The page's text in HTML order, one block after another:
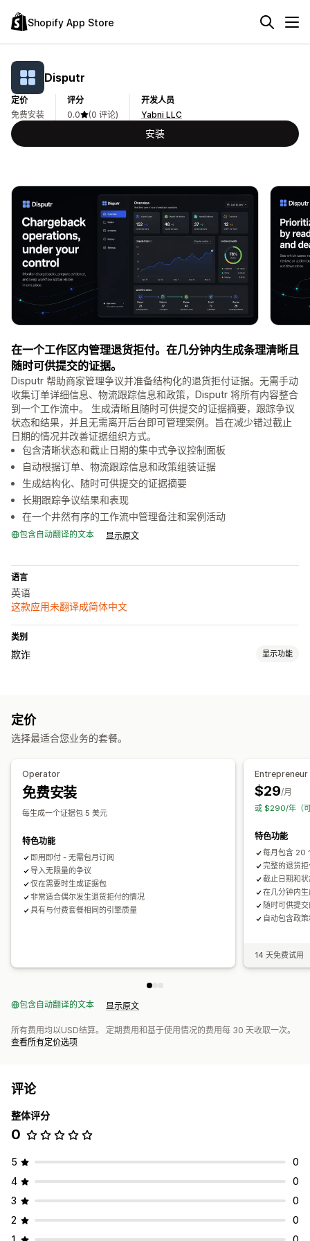
Shopify App Store
Disputr
定价
免费安装
评分
0.0
(0 评论)
开发人员
Yabni LLC
安装
在一个工作区内管理退货拒付。在几分钟内生成条理清晰且
随时可供提交的证据。
Disputr 帮助商家管理争议并准备结构化的退货拒付证据。无需手动
收集订单详细信息、物流跟踪信息和政策，Disputr 将所有内容整合
到一个工作流中。 生成清晰且随时可供提交的证据摘要，跟踪争议
状态和结果，并且无需离开后台即可管理案例。旨在减少错过截止
日期的情况并改善证据组织方式。
包含清晰状态和截止日期的集中式争议控制面板
自动根据订单、物流跟踪信息和政策组装证据
生成结构化、随时可供提交的证据摘要
长期跟踪争议结果和表现
在一个井然有序的工作流中管理备注和案例活动
包含自动翻译的文本 显示原文
语言
英语
这款应用未翻译成简体中文
类别
欺诈 显示功能
提醒和分析
拒付分析 风险报告
定价
选择最适合您业务的套餐。
Operator
免费安装
每生成一个证据包 5 美元
特色功能
即用即付 - 无需包月订阅
导入无限量的争议
仅在需要时生成证据包
非常适合偶尔发生退货拒付的情况
具有与付费套餐相同的引擎质量
Entrepreneur
$29/月
或 $290/年（
特色功能
每月包含 20
完整的退货
截止日期和
在几分钟内
随时可供提
自动包含政
14 天免费试用
包含自动翻译的文本 显示原文
所有费用均以USD结算。 定期费用和基于使用情况的费用每 30 天收取一次。
查看所有定价选项
评论
整体评分
0
5
0
4
0
3
0
2
0